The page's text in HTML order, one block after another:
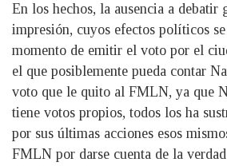
En los hechos, la ausencia a debatir
impresión, cuyos efectos políticos
momento de emitir el voto por el
el que posiblemente pueda contar
voto que le quito al FMLN, ya que
tiene votos propios, todos los ha
por sus últimas acciones esos
FMLN por darse cuenta de la